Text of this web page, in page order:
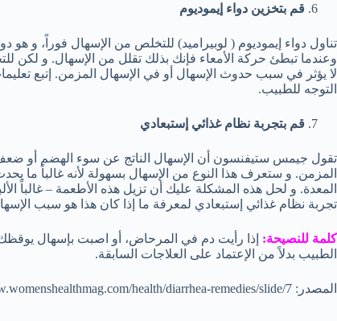
قم بتخزين دواء إيموديوم
تناول دواء إيموديوم ( لوبيراميد) للتخلص من الإسهال فوراً، و
وعندما تبطئ حركة الأمعاء فإنك بذلك تقلل من الإسهال. و لكن
لا يؤثر في سبب حدوث الإسهال أو في الإسهال المزمن. إتبع
التوجه للطبيب.
قم بتجربة نظام غذائي إستبعادي
تقول جيمس ستيفنسون أن الإسهال الناتج عن سوء الهضم أو
المزمن. و ستعرف هذا النوع من الإسهال بسهولة لأنه غالباً ما
المعدة. و لحل هذه المشكلة عليك أن تزيل هذه الأطعمة – غالباً
تجربة نظام غذائي إستبعادي لمعرفة ما إذا كان هذا هو سبب
كلمة للنصيحة: إذا رأيت دم في المرحاض، أو اصبت بإسهال
الطبيب بدلاً من الإعتماد على العلاجات السابقة.
المصدر: https://www.womenshealthmag.com/health/diarrhea-remedies/slide/7